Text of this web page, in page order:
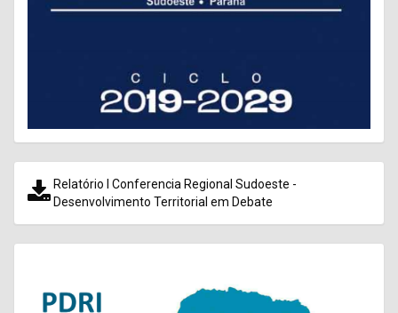
Relatório I Conferencia Regional Sudoeste -
Desenvolvimento Territorial em Debate